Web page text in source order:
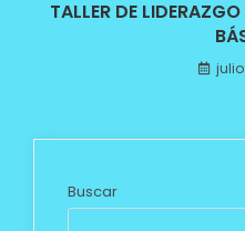
TALLER DE
julio
Buscar